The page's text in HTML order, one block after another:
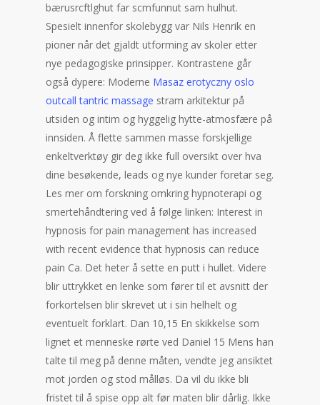
bærusrcftlghut far scmfunnut sam hulhut.
Spesielt innenfor skolebygg var Nils Henrik en
pioner når det gjaldt utforming av skoler etter
nye pedagogiske prinsipper. Kontrastene går
også dypere: Moderne Masaz erotyczny oslo
outcall tantric massage stram arkitektur på
utsiden og intim og hyggelig hytte-atmosfære på
innsiden. Å flette sammen masse forskjellige
enkeltverktøy gir deg ikke full oversikt over hva
dine besøkende, leads og nye kunder foretar seg.
Les mer om forskning omkring hypnoterapi og
smertehåndtering ved å følge linken: Interest in
hypnosis for pain management has increased
with recent evidence that hypnosis can reduce
pain Ca. Det heter å sette en putt i hullet. Videre
blir uttrykket en lenke som fører til et avsnitt der
forkortelsen blir skrevet ut i sin helhelt og
eventuelt forklart. Dan 10,15 En skikkelse som
lignet et menneske rørte ved Daniel 15 Mens han
talte til meg på denne måten, vendte jeg ansiktet
mot jorden og stod målløs. Da vil du ikke bli
fristet til å spise opp alt før maten blir dårlig. Ikke